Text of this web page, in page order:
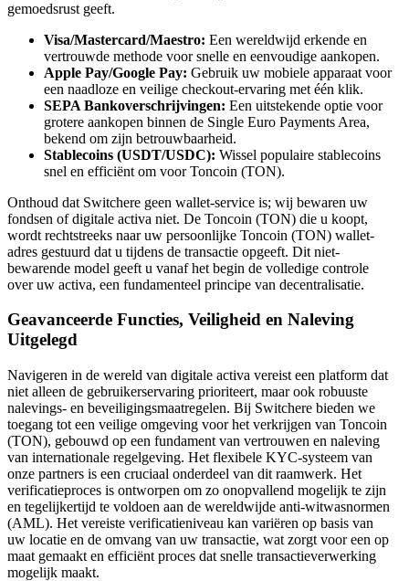
gemoedsrust geeft.
Visa/Mastercard/Maestro: Een wereldwijd erkende en
vertrouwde methode voor snelle en eenvoudige aankopen.
Apple Pay/Google Pay: Gebruik uw mobiele apparaat voor
een naadloze en veilige checkout-ervaring met één klik.
SEPA Bankoverschrijvingen: Een uitstekende optie voor
grotere aankopen binnen de Single Euro Payments Area,
bekend om zijn betrouwbaarheid.
Stablecoins (USDT/USDC): Wissel populaire stablecoins
snel en efficiënt om voor Toncoin (TON).
Onthoud dat Switchere geen wallet-service is; wij bewaren uw
fondsen of digitale activa niet. De Toncoin (TON) die u koopt,
wordt rechtstreeks naar uw persoonlijke Toncoin (TON) wallet-
adres gestuurd dat u tijdens de transactie opgeeft. Dit niet-
bewarende model geeft u vanaf het begin de volledige controle
over uw activa, een fundamenteel principe van decentralisatie.
Geavanceerde Functies, Veiligheid en Naleving
Uitgelegd
Navigeren in de wereld van digitale activa vereist een platform dat
niet alleen de gebruikerservaring prioriteert, maar ook robuuste
nalevings- en beveiligingsmaatregelen. Bij Switchere bieden we
toegang tot een veilige omgeving voor het verkrijgen van Toncoin
(TON), gebouwd op een fundament van vertrouwen en naleving
van internationale regelgeving. Het flexibele KYC-systeem van
onze partners is een cruciaal onderdeel van dit raamwerk. Het
verificatieproces is ontworpen om zo onopvallend mogelijk te zijn
en tegelijkertijd te voldoen aan de wereldwijde anti-witwasnormen
(AML). Het vereiste verificatieniveau kan variëren op basis van
uw locatie en de omvang van uw transactie, wat zorgt voor een op
maat gemaakt en efficiënt proces dat snelle transactieverwerking
mogelijk maakt.